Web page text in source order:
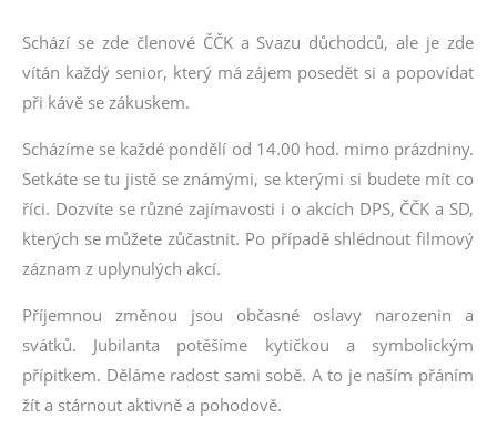
Schází se zde členové ČČK a Svazu důchodců, ale je zde
vítán každý senior, který má zájem posedět si a popovídat
při kávě se zákuskem.
Scházíme se každé pondělí od 14.00 hod. mimo prázdniny.
Setkáte se tu jistě se známými, se kterými si budete mít co
říci. Dozvíte se různé zajímavosti i o akcích DPS, ČČK a SD,
kterých se můžete zůčastnit. Po případě shlédnout filmový
záznam z uplynulých akcí.
Příjemnou změnou jsou občasné oslavy narozenin a
svátků. Jubilanta potěšíme kytičkou a symbolickým
přípitkem. Děláme radost sami sobě. A to je naším přáním
žít a stárnout aktivně a pohodově.